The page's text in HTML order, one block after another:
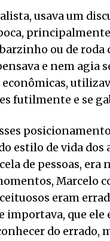
usava um
principalmente
ou de
e nem agia
econômicas,
futilmente e se
estilo de vida dos
de pessoas,
Marcelo
eram
importava, que ele
do errado,